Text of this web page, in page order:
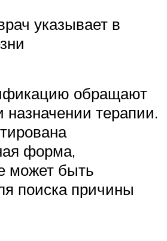
указывает в
обращают
терапии.
форма,
может быть
поиска причины